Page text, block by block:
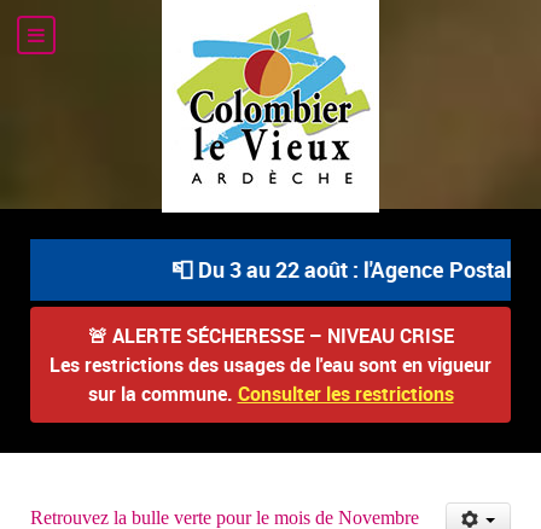
📮 Du 3 au 22 août : l'Agence Postale
🚨 ALERTE SÉCHERESSE – NIVEAU CRISE
Les restrictions des usages de l'eau sont en vigueur
sur la commune. Consulter les restrictions
Retrouvez la bulle verte pour le mois de Novembre